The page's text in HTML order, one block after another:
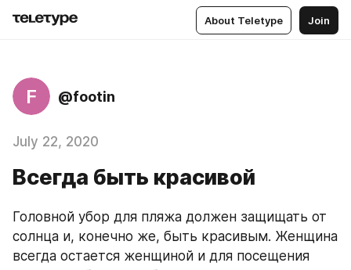
About Teletype Join
F @footin
July 22, 2020
Всегда быть красивой
Головной убор для пляжа должен защищать от
солнца и, конечно же, быть красивым. Женщина
всегда остается женщиной и для посещения